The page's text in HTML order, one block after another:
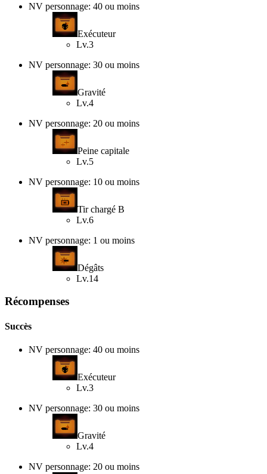
NV personnage: 40 ou moins
Exécuteur
Lv.3
NV personnage: 30 ou moins
Gravité
Lv.4
NV personnage: 20 ou moins
Peine capitale
Lv.5
NV personnage: 10 ou moins
Tir chargé B
Lv.6
NV personnage: 1 ou moins
Dégâts
Lv.14
Récompenses
Succès
NV personnage: 40 ou moins
Exécuteur
Lv.3
NV personnage: 30 ou moins
Gravité
Lv.4
NV personnage: 20 ou moins